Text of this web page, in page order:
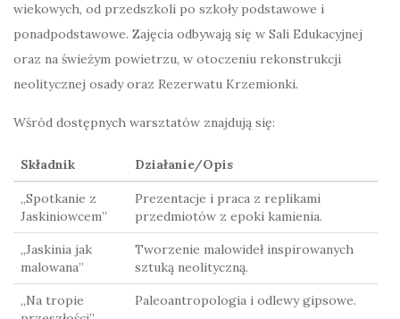
wiekowych, od przedszkoli po szkoły podstawowe i
ponadpodstawowe. Zajęcia odbywają się w Sali Edukacyjnej
oraz na świeżym powietrzu, w otoczeniu rekonstrukcji
neolitycznej osady oraz Rezerwatu Krzemionki.
Wśród dostępnych warsztatów znajdują się:
Składnik Działanie/Opis
„Spotkanie z
Jaskiniowcem”
Prezentacje i praca z replikami
przedmiotów z epoki kamienia.
„Jaskinia jak
malowana”
Tworzenie malowideł inspirowanych
sztuką neolityczną.
„Na tropie
Paleoantropologia i odlewy gipsowe.